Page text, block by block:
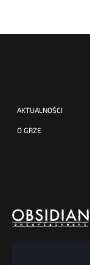
AKTUALNOŚCI
O GRZE